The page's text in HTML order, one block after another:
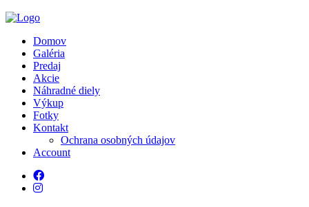
Domov
Galéria
Predaj
Akcie
Náhradné diely
Výkup
Fotky
Kontakt
Ochrana osobných údajov
Account